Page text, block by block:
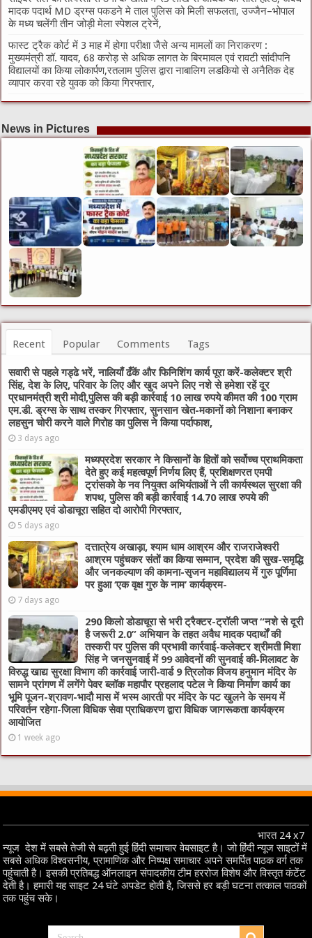
मादक पदार्थ MD ड्रग्स पकडने मे ताल पुलिस को मिली सफलता, उज्जैन–भोपाल
के मध्य चलेंगी तीन जोड़ी मेला स्पेशल ट्रेनें,
फास्ट ट्रैक कोर्ट में 3 माह में होगा परीक्षा जैसे अन्य मामलों का निराकरण :
मुख्यमंत्री डॉ. यादव, 68 करोड़ से अधिक लागत के बिरमावल एवं रावटी सांदीपनि
विद्यालयों का किया लोकार्पण,रतलाम पुलिस द्वारा नाबालिग लडकियो से अनैतिक देह
व्यापार करवा रहे युवक को किया गिरफ्तार,
News in Pictures
Recent Popular Comments Tags
सवारी से पहले गड्ढे भरें, नालियाँ ढँकें और फिनिशिंग कार्य पूरा करें-कलेक्टर श्री
सिंह, देश के लिए, परिवार के लिए और खुद अपने लिए नशे से हमेशा रहें दूर
प्रधानमंत्री श्री मोदी,पुलिस की बड़ी कार्रवाई 10 लाख रुपये कीमत की 100 ग्राम
एम.डी. ड्रग्स के साथ तस्कर गिरफ्तार, सुनसान खेत-मकानों को निशाना बनाकर
लहसुन चोरी करने वाले गिरोह का पुलिस ने किया पर्दाफाश,
3 days ago
मध्यप्रदेश सरकार ने किसानों के हितों को सर्वोच्च प्राथमिकता
देते हुए कई महत्वपूर्ण निर्णय लिए हैं, प्रशिक्षणरत एमपी
ट्रांसको के नव नियुक्त अभियंताओं ने ली कार्यस्थल सुरक्षा की
शपथ, पुलिस की बड़ी कार्रवाई 14.70 लाख रुपये की
एमडीएमए एवं डोडाचूरा सहित दो आरोपी गिरफ्तार,
5 days ago
दत्तात्रेय अखाड़ा, श्याम धाम आश्रम और राजराजेश्वरी
आश्रम पहुंचकर संतों का किया सम्मान, प्रदेश की सुख-समृद्धि
और जनकल्याण की कामना-सृजन महाविद्यालय में गुरु पूर्णिमा
पर हुआ ‘एक वृक्ष गुरु के नाम’ कार्यक्रम-
7 days ago
290 किलो डोडाचूरा से भरी ट्रैक्टर-ट्रॉली जप्त “नशे से दूरी
है जरूरी 2.0” अभियान के तहत अवैध मादक पदार्थों की
तस्करी पर पुलिस की प्रभावी कार्रवाई-कलेक्टर श्रीमती मिशा
सिंह ने जनसुनवाई में 99 आवेदनों की सुनवाई की-मिलावट के
विरुद्ध खाद्य सुरक्षा विभाग की कार्रवाई जारी-वार्ड 9 त्रिलोक विजय हनुमान मंदिर के
सामने प्रांगण में लगेंगे पेवर ब्लॉक महापौर प्रहलाद पटेल ने किया निर्माण कार्य का
भूमि पूजन-श्रावण-भादौ मास में भस्म आरती पर मंदिर के पट खुलने के समय में
परिवर्तन रहेगा-जिला विधिक सेवा प्राधिकरण द्वारा विधिक जागरूकता कार्यक्रम
आयोजित
1 week ago
भारत 24 x7
न्यूज देश में सबसे तेजी से बढ़ती हुई हिंदी समाचार वेबसाइट है। जो हिंदी न्यूज साइटों में
सबसे अधिक विश्वसनीय, प्रामाणिक और निष्पक्ष समाचार अपने समर्पित पाठक वर्ग तक
पहुंचाती है। इसकी प्रतिबद्ध ऑनलाइन संपादकीय टीम हररोज विशेष और विस्तृत कंटेंट
देती है। हमारी यह साइट 24 घंटे अपडेट होती है, जिससे हर बड़ी घटना तत्काल पाठकों
तक पहुंच सके।